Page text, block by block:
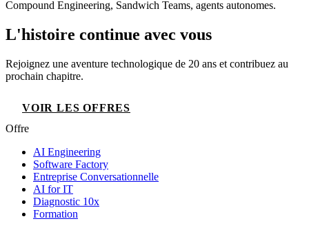
Compound Engineering, Sandwich Teams, agents autonomes.
L'histoire continue avec vous
Rejoignez une aventure technologique de 20 ans et contribuez au
prochain chapitre.
VOIR LES OFFRES
Offre
AI Engineering
Software Factory
Entreprise Conversationnelle
AI for IT
Diagnostic 10x
Formation